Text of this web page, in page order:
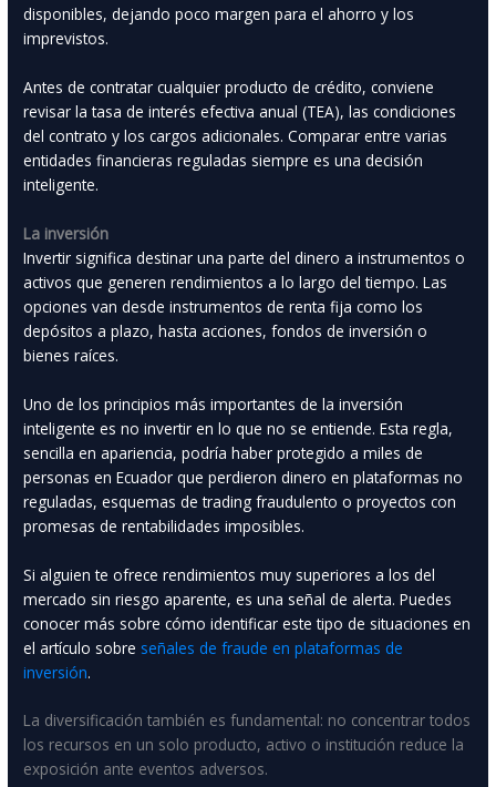
disponibles, dejando poco margen para el ahorro y los
imprevistos.
Antes de contratar cualquier producto de crédito, conviene
revisar la tasa de interés efectiva anual (TEA), las condiciones
del contrato y los cargos adicionales. Comparar entre varias
entidades financieras reguladas siempre es una decisión
inteligente.
La inversión
Invertir significa destinar una parte del dinero a instrumentos o
activos que generen rendimientos a lo largo del tiempo. Las
opciones van desde instrumentos de renta fija como los
depósitos a plazo, hasta acciones, fondos de inversión o
bienes raíces.
Uno de los principios más importantes de la inversión
inteligente es no invertir en lo que no se entiende. Esta regla,
sencilla en apariencia, podría haber protegido a miles de
personas en Ecuador que perdieron dinero en plataformas no
reguladas, esquemas de trading fraudulento o proyectos con
promesas de rentabilidades imposibles.
Si alguien te ofrece rendimientos muy superiores a los del
mercado sin riesgo aparente, es una señal de alerta. Puedes
conocer más sobre cómo identificar este tipo de situaciones en
el artículo sobre señales de fraude en plataformas de
inversión.
La diversificación también es fundamental: no concentrar todos
los recursos en un solo producto, activo o institución reduce la
exposición ante eventos adversos.